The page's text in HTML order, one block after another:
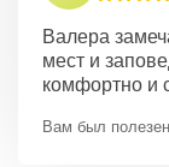
Валера
мест и
комфортно и
Вам был